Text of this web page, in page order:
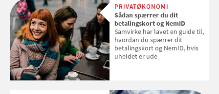
PRIVATØKONOMI
Sådan spærrer du dit
betalingskort og NemID
Samvirke har lavet en guide til,
hvordan du spærrer dit
betalingskort og NemID, hvis
uheldet er ude